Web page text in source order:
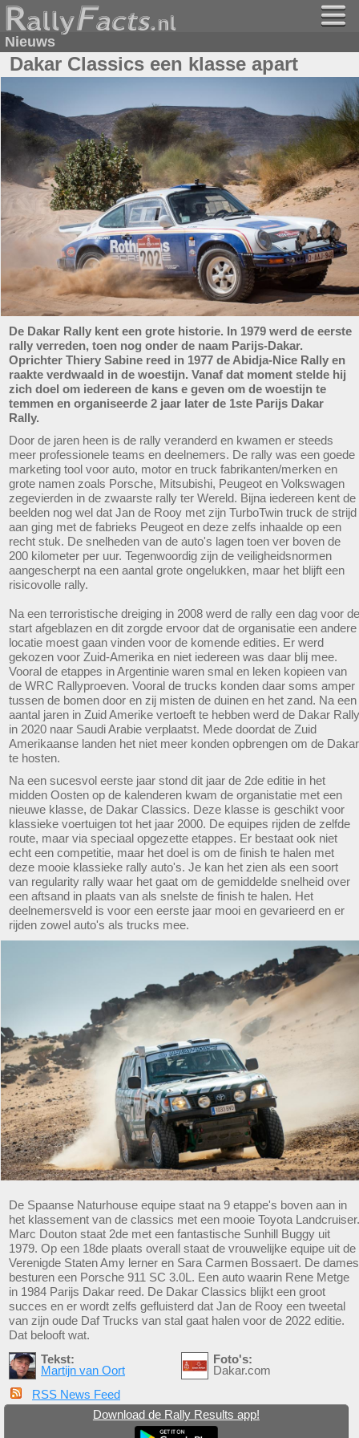
Nieuws
Dakar Classics een klasse apart
De Dakar Rally kent een grote historie. In 1979 werd de eerste
rally verreden, toen nog onder de naam Parijs-Dakar.
Oprichter Thiery Sabine reed in 1977 de Abidja-Nice Rally en
raakte verdwaald in de woestijn. Vanaf dat moment stelde hij
zich doel om iedereen de kans e geven om de woestijn te
temmen en organiseerde 2 jaar later de 1ste Parijs Dakar
Rally.
Door de jaren heen is de rally veranderd en kwamen er steeds
meer professionele teams en deelnemers. De rally was een goede
marketing tool voor auto, motor en truck fabrikanten/merken en
grote namen zoals Porsche, Mitsubishi, Peugeot en Volkswagen
zegevierden in de zwaarste rally ter Wereld. Bijna iedereen kent de
beelden nog wel dat Jan de Rooy met zijn TurboTwin truck de strijd
aan ging met de fabrieks Peugeot en deze zelfs inhaalde op een
recht stuk. De snelheden van de auto's lagen toen ver boven de
200 kilometer per uur. Tegenwoordig zijn de veiligheidsnormen
aangescherpt na een aantal grote ongelukken, maar het blijft een
risicovolle rally.
Na een terroristische dreiging in 2008 werd de rally een dag voor de
start afgeblazen en dit zorgde ervoor dat de organisatie een andere
locatie moest gaan vinden voor de komende edities. Er werd
gekozen voor Zuid-Amerika en niet iedereen was daar blij mee.
Vooral de etappes in Argentinie waren smal en leken kopieen van
de WRC Rallyproeven. Vooral de trucks konden daar soms amper
tussen de bomen door en zij misten de duinen en het zand. Na een
aantal jaren in Zuid Amerike vertoeft te hebben werd de Dakar Rally
in 2020 naar Saudi Arabie verplaatst. Mede doordat de Zuid
Amerikaanse landen het niet meer konden opbrengen om de Dakar
te hosten.
Na een sucesvol eerste jaar stond dit jaar de 2de editie in het
midden Oosten op de kalenderen kwam de organistatie met een
nieuwe klasse, de Dakar Classics. Deze klasse is geschikt voor
klassieke voertuigen tot het jaar 2000. De equipes rijden de zelfde
route, maar via speciaal opgezette etappes. Er bestaat ook niet
echt een competitie, maar het doel is om de finish te halen met
deze mooie klassieke rally auto's. Je kan het zien als een soort
van regularity rally waar het gaat om de gemiddelde snelheid over
een aftsand in plaats van als snelste de finish te halen. Het
deelnemersveld is voor een eerste jaar mooi en gevarieerd en er
rijden zowel auto's als trucks mee.
De Spaanse Naturhouse equipe staat na 9 etappe's boven aan in
het klassement van de classics met een mooie Toyota Landcruiser.
Marc Douton staat 2de met een fantastische Sunhill Buggy uit
1979. Op een 18de plaats overall staat de vrouwelijke equipe uit de
Verenigde Staten Amy lerner en Sara Carmen Bossaert. De dames
besturen een Porsche 911 SC 3.0L. Een auto waarin Rene Metge
in 1984 Parijs Dakar reed. De Dakar Classics blijkt een groot
succes en er wordt zelfs gefluisterd dat Jan de Rooy een tweetal
van zijn oude Daf Trucks van stal gaat halen voor de 2022 editie.
Dat belooft wat.
Tekst:
Martijn van Oort
Foto's:
Dakar.com
RSS News Feed
Download de Rally Results app!